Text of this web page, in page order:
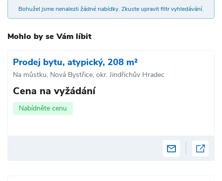
Bohužel jsme nenalezli žádné nabídky. Zkuste upravit filtr vyhledávání.
Mohlo by se Vám líbit
Prodej bytu, atypický, 208 m²
Na můstku, Nová Bystřice, okr. Jindřichův Hradec
Cena na vyžádání
Nabídněte cenu